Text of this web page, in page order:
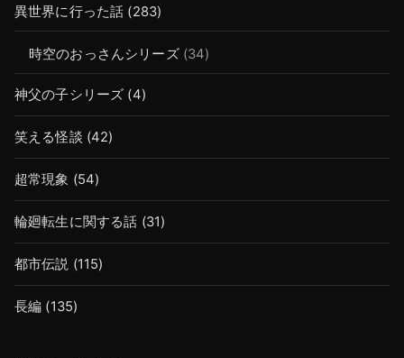
異世界に行った話 (283)
時空のおっさんシリーズ(34)
神父の子シリーズ (4)
笑える怪談 (42)
超常現象 (54)
輪廻転生に関する話 (31)
都市伝説 (115)
長編 (135)